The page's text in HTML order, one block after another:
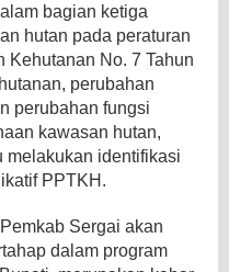
bagian ketiga
hutan pada peraturan
Kehutanan No. 7 Tahun
perubahan
perubahan fungsi
kawasan hutan,
melakukan identifikasi
PPTKH.
Sergai akan
dalam program